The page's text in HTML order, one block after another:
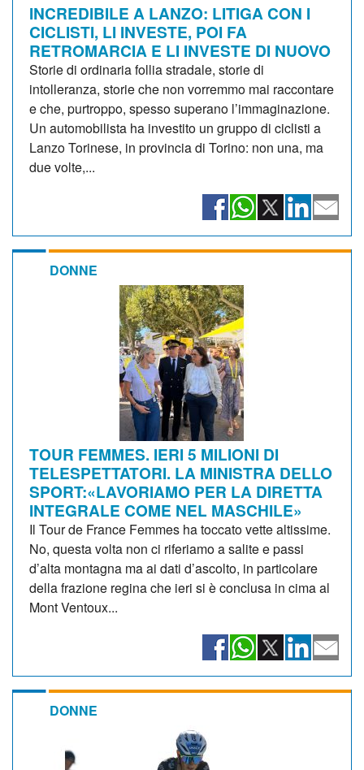
INCREDIBILE A LANZO: LITIGA CON I
CICLISTI, LI INVESTE, POI FA
RETROMARCIA E LI INVESTE DI NUOVO
Storie di ordinaria follia stradale, storie di
intolleranza, storie che non vorremmo mai raccontare
e che, purtroppo, spesso superano l’immaginazione.
Un automobilista ha investito un gruppo di ciclisti a
Lanzo Torinese, in provincia di Torino: non una, ma
due volte,...
DONNE
TOUR FEMMES. IERI 5 MILIONI DI
TELESPETTATORI. LA MINISTRA DELLO
SPORT:«LAVORIAMO PER LA DIRETTA
INTEGRALE COME NEL MASCHILE»
Il Tour de France Femmes ha toccato vette altissime.
No, questa volta non ci riferiamo a salite e passi
d’alta montagna ma ai dati d’ascolto, in particolare
della frazione regina che ieri si è conclusa in cima al
Mont Ventoux...
DONNE